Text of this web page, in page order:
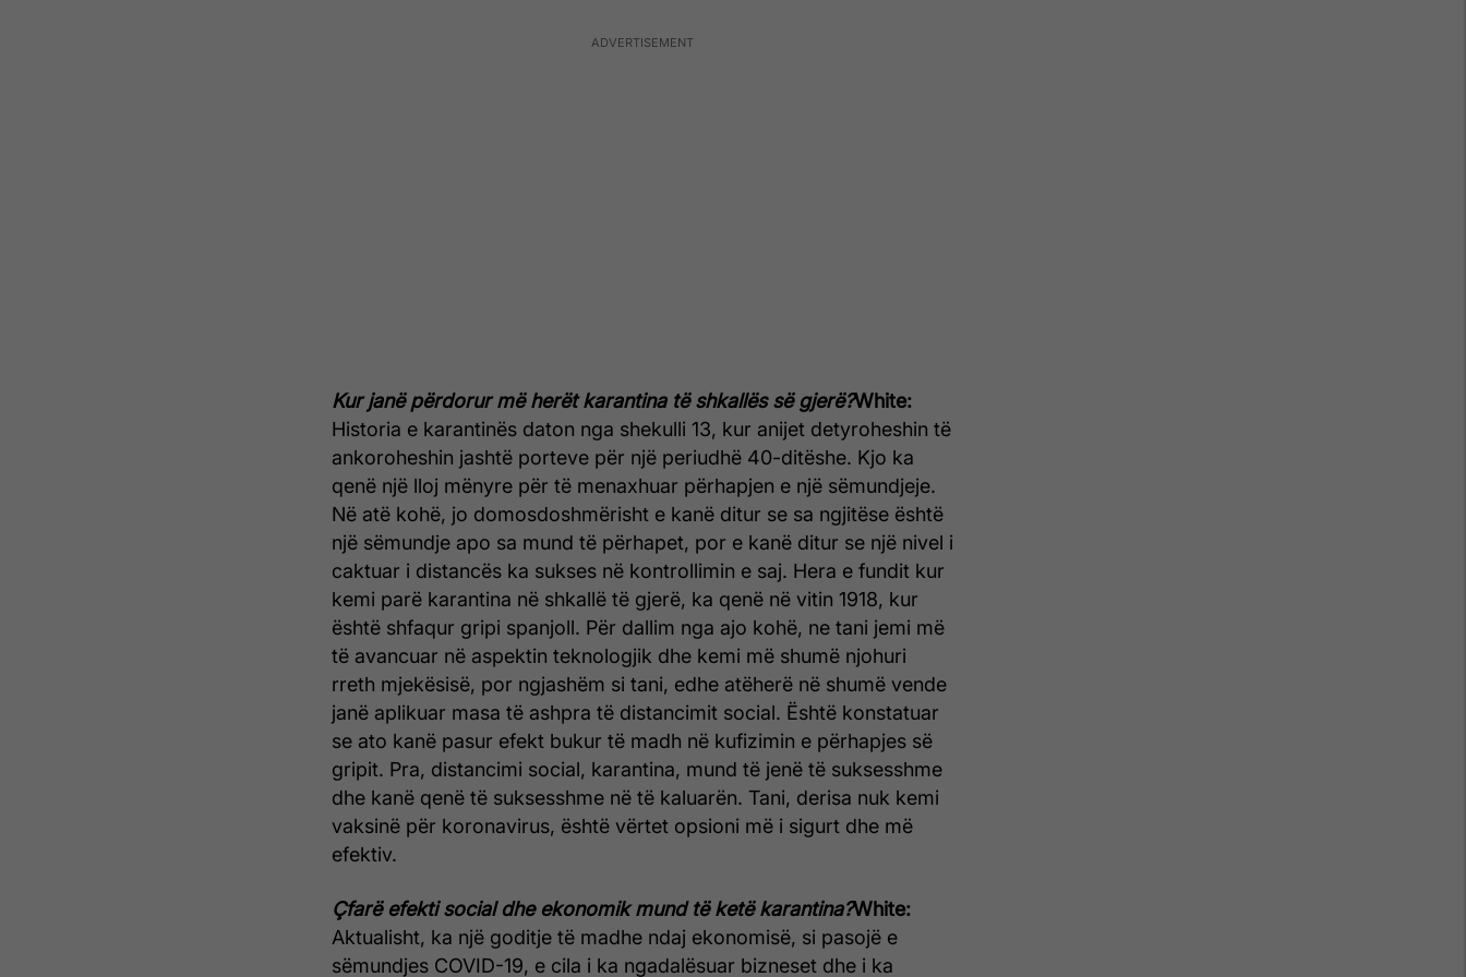
Kur janë përdorur më herët karantina të shkallës së gjerë?White:
Historia e karantinës daton nga shekulli 13, kur anijet detyroheshin të
ankoroheshin jashtë porteve për një periudhë 40-ditëshe. Kjo ka
qenë një lloj mënyre për të menaxhuar përhapjen e një sëmundjeje.
Në atë kohë, jo domosdoshmërisht e kanë ditur se sa ngjitëse është
një sëmundje apo sa mund të përhapet, por e kanë ditur se një nivel i
caktuar i distancës ka sukses në kontrollimin e saj. Hera e fundit kur
kemi parë karantina në shkallë të gjerë, ka qenë në vitin 1918, kur
është shfaqur gripi spanjoll. Për dallim nga ajo kohë, ne tani jemi më
të avancuar në aspektin teknologjik dhe kemi më shumë njohuri
rreth mjekësisë, por ngjashëm si tani, edhe atëherë në shumë vende
janë aplikuar masa të ashpra të distancimit social. Është konstatuar
se ato kanë pasur efekt bukur të madh në kufizimin e përhapjes së
gripit. Pra, distancimi social, karantina, mund të jenë të suksesshme
dhe kanë qenë të suksesshme në të kaluarën. Tani, derisa nuk kemi
vaksinë për koronavirus, është vërtet opsioni më i sigurt dhe më
efektiv.
Çfarë efekti social dhe ekonomik mund të ketë karantina?White:
Aktualisht, ka një goditje të madhe ndaj ekonomisë, si pasojë e
sëmundjes COVID-19, e cila i ka ngadalësuar bizneset dhe i ka